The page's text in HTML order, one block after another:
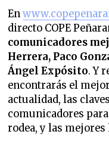
En
directo COPE
comunicadores
Herrera, Paco
Ángel Expósito. Y
encontrarás el
actualidad, las
comunicadores
rodea, y las